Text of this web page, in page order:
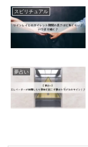
スピリチュアル
夢占い